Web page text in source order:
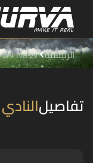
الرئيسية Al Nassr
الناديتفاصيل